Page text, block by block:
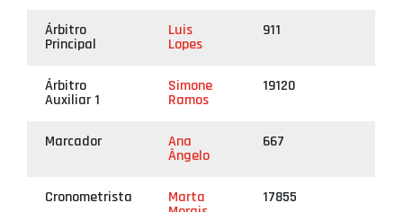
Árbitro
Principal
Luis
Lopes
911
Árbitro
Auxiliar 1
Simone
Ramos
19120
Marcador Ana
Ângelo
667
Cronometrista Marta 17855